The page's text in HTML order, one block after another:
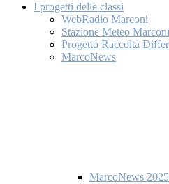
I progetti delle classi
WebRadio Marconi
Stazione Meteo Marconi
Progetto Raccolta
MarcoNews
MarcoNews